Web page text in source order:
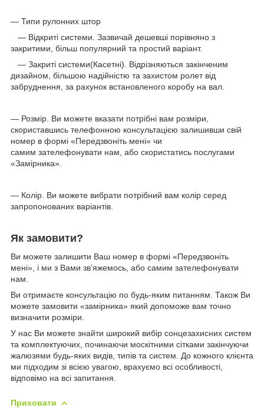
— Типи рулонних штор
— Відкриті системи. Зазвичай дешевші порівняно з
закритими, більш популярний та простий варіант.
— Закриті системи(Касетні). Відрізняються закінченим
дизайном, більшою надійністю та захистом ролет від
забруднення, за рахунок встановленого коробу на вал.
— Розмір. Ви можете вказати потрібні вам розміри,
скориставшись телефонною консультацією залишивши свій
номер в формі «Передзвоніть мені» чи
самим зателефонувати нам, або скористатись послугами
«Замірника».
— Колір. Ви можете вибрати потрібний вам колір серед
запропонованих варіантів.
Як замовити?
Ви можете залишити Ваш номер в формі «Передзвоніть
мені», і ми з Вами зв’яжемось, або самим зателефонувати
нам.
Ви отримаєте консультацію по будь-яким питанням. Також Ви
можете замовити «замірника» який допоможе вам точно
визначити розміри.
У нас Ви можете знайти широкий вибір сонцезахисних систем
та комплектуючих, починаючи москітними сітками закінчуючи
жалюзями будь-яких видів, типів та систем. До кожного клієнта
ми підходим зі всією увагою, врахуємо всі особливості,
відповімо на всі запитання.
Приховати